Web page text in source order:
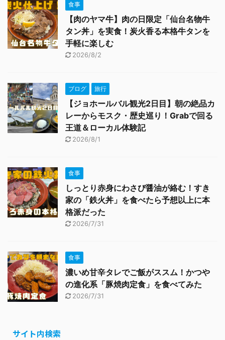
食事
【肉のヤマ牛】肉の日限定「仙台名物牛
タン丼」を実食！炭火香る本格牛タンを
手軽に楽しむ
2026/8/2
ブログ 旅行
【ジョホールバル観光2日目】朝の絶品カ
レーからモスク・歴史巡り！Grabで回る
王道＆ローカル体験記
2026/8/1
食事
しっとり赤身にわさび醤油が絡む！すき
家の「鉄火丼」を食べたら予想以上に本
格派だった
2026/7/31
食事
濃いめ甘辛タレでご飯がススム！かつや
の進化系「豚焼肉定食」を食べてみた
2026/7/31
サイト内検索